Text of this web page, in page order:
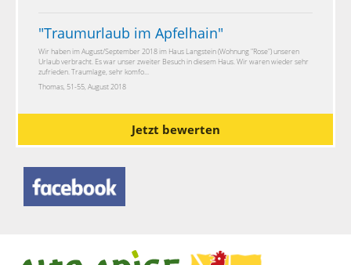
"Traumurlaub im Apfelhain"
Wir haben im August/September 2018 im Haus Langstein (Wohnung "Rose") unseren
Urlaub verbracht. Es war unser zweiter Besuch in diesem Haus. Wir waren wieder sehr
zufrieden. Traumlage, sehr komfo...
Thomas, 51-55, August 2018
Jetzt bewerten